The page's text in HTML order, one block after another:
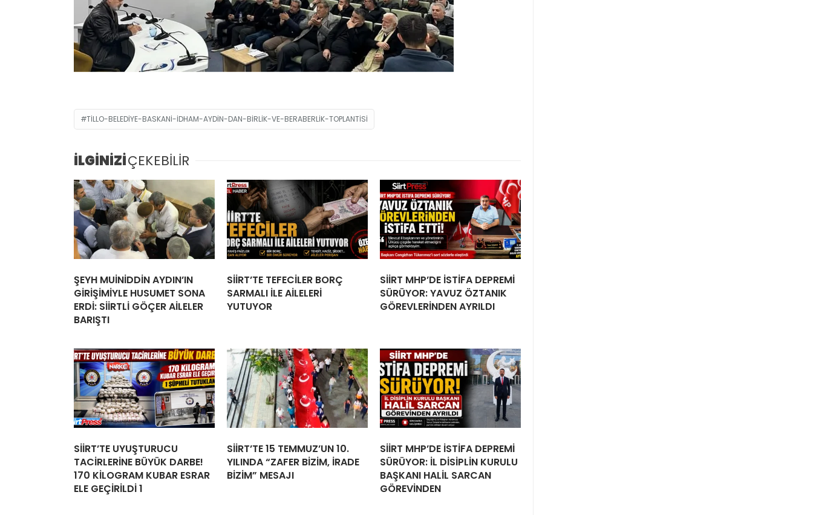
TILLO-BELEDIYE-BASKANI-IDHAM-AYDIN-DAN-BIRLIK-VE-BERABERLIK-TOPLANTISI
İLGİNİZİÇEKEBİLİR
ŞEYH MUİNİDDİN AYDIN’IN
GİRİŞİMİYLE HUSUMET SONA
ERDİ: SİİRTLİ GÖÇER AİLELER
BARIŞTI
SİİRT’TE TEFECİLER BORÇ
SARMALI İLE AİLELERİ
YUTUYOR
SİİRT MHP’DE İSTİFA DEPREMİ
SÜRÜYOR: YAVUZ ÖZTANIK
GÖREVLERİNDEN AYRILDI
SİİRT’TE UYUŞTURUCU
TACİRLERİNE BÜYÜK DARBE!
170 KİLOGRAM KUBAR ESRAR
ELE GEÇİRİLDİ 1
SİİRT’TE 15 TEMMUZ’UN 10.
YILINDA “ZAFER BİZİM, İRADE
BİZİM” MESAJI
SİİRT MHP’DE İSTİFA DEPREMİ
SÜRÜYOR: İL DİSİPLİN KURULU
BAŞKANI HALİL SARCAN
GÖREVİNDEN